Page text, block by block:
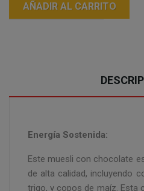
AÑADIR AL CARRITO
Energía Sostenida:
Este muesli con chocolate
de alta calidad, incluyendo
trigo, y copos de maíz. Esta